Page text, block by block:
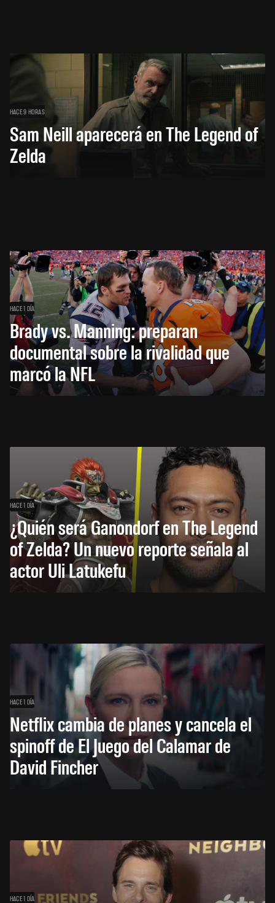
HACE 9 HORAS
Sam Neill aparecerá en The Legend of
Zelda
HACE 1 DÍA
Brady vs. Manning: preparan
documental sobre la rivalidad que
marcó la NFL
HACE 1 DÍA
¿Quién será Ganondorf en The Legend
of Zelda? Un nuevo reporte señala al
actor Uli Latukefu
HACE 1 DÍA
Netflix cambia de planes y cancela el
spinoff de El Juego del Calamar de
David Fincher
HACE 1 DÍA